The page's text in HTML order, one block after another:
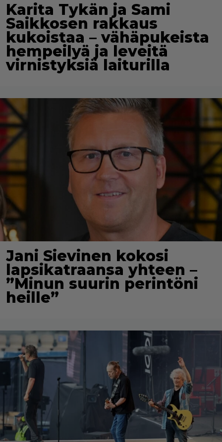
Karita Tykän ja Sami
Saikkosen rakkaus
kukoistaa – vähäpukeista
hempeilyä ja leveitä
virnistyksiä laiturilla
Jani Sievinen kokosi
lapsikatraansa yhteen –
”Minun suurin perintöni
heille”